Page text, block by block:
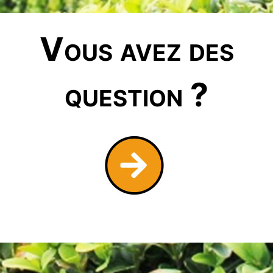
Vous avez des
question ?